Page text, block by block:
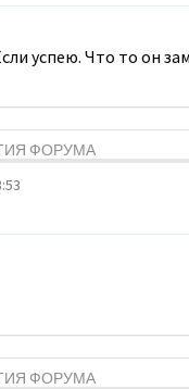
успею. Что то он
ФОРУМА
ФОРУМА